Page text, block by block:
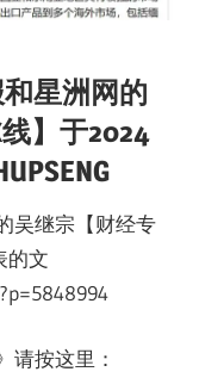
星洲网的
】于2024
吴继宗【财经专
的文
请按这里：